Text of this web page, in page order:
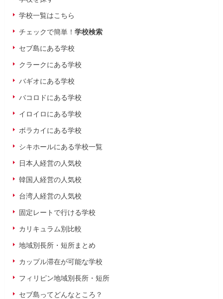
学校一覧はこちら
チェックで簡単！ 学校検索
セブ島にある学校
クラークにある学校
バギオにある学校
バコロドにある学校
イロイロにある学校
ボラカイにある学校
シキホールにある学校一覧
日本人経営の人気校
韓国人経営の人気校
台湾人経営の人気校
固定レートで行ける学校
カリキュラム別比較
地域別長所・短所まとめ
カップル滞在が可能な学校
フィリピン地域別長所・短所
セブ島ってどんなところ？